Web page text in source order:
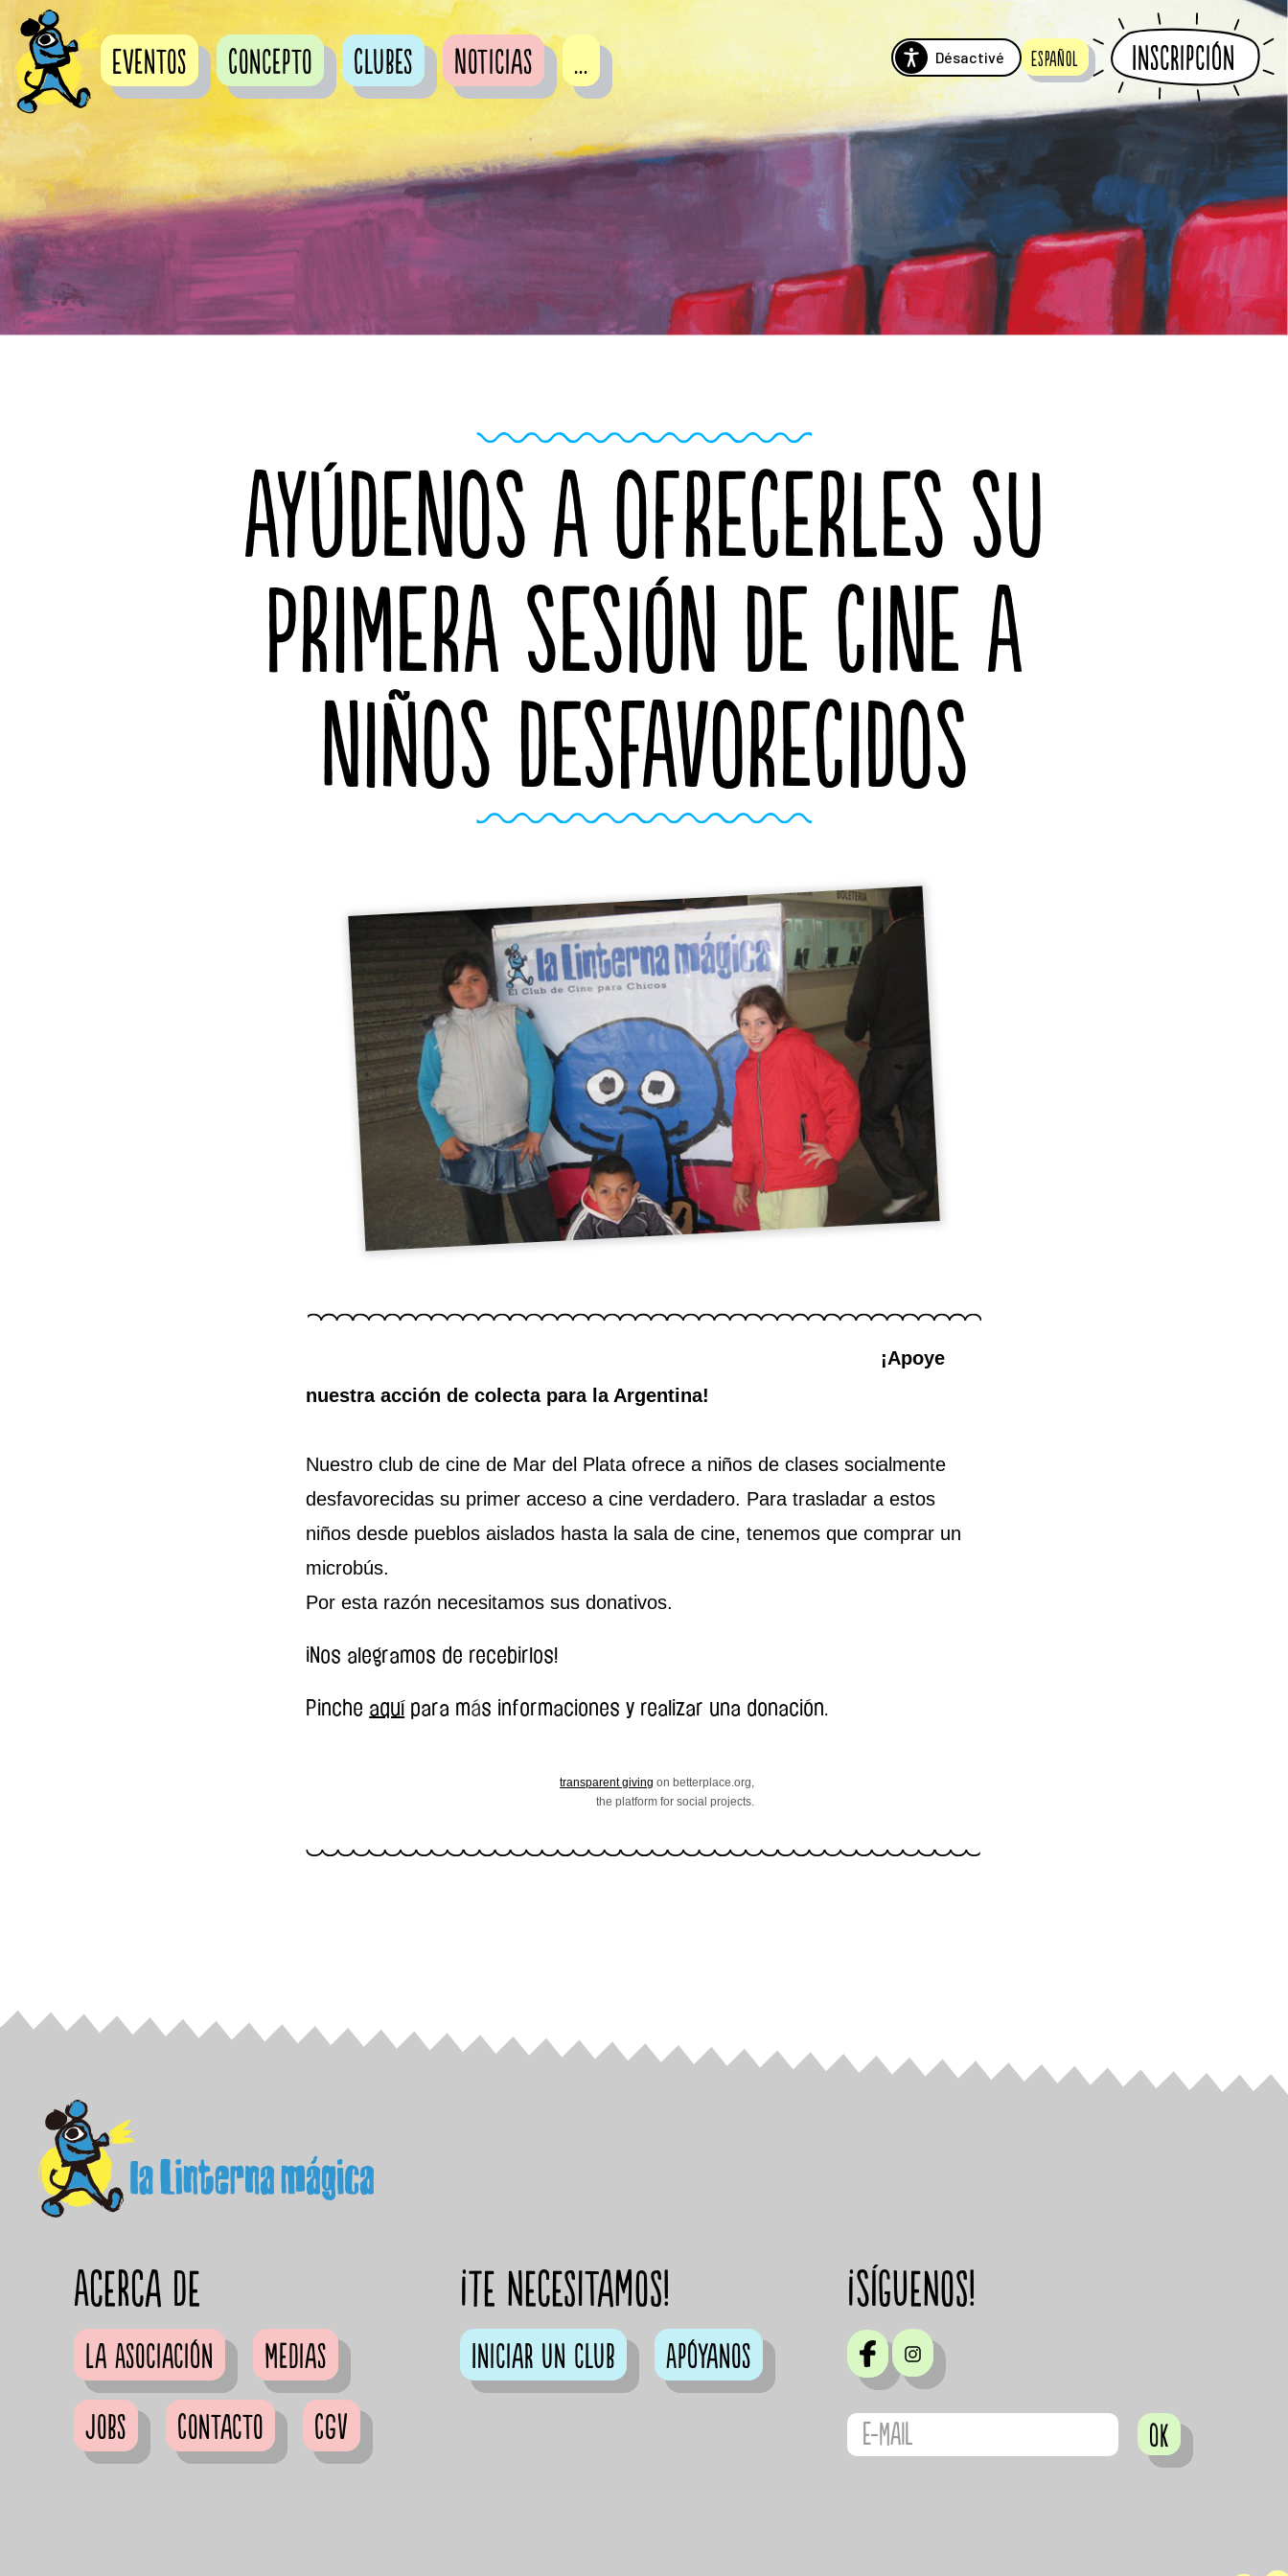
Désactivé Español Inscripción
Eventos Concepto Clubes Noticias ...
AYÚDENOS A OFRECERLES SU
PRIMERA SESIÓN DE CINE A
NIÑOS DESFAVORECIDOS
¡Apoye
nuestra acción de colecta para la Argentina!
Nuestro club de cine de Mar del Plata ofrece a niños de clases socialmente
desfavorecidas su primer acceso a cine verdadero. Para trasladar a estos
niños desde pueblos aislados hasta la sala de cine, tenemos que comprar un
microbús.
Por esta razón necesitamos sus donativos.
¡Nos alegramos de recebirlos!
Pinche aquípara más informaciones y realizar una donación.
transparent giving on betterplace.org,
the platform for social projects.
Acerca de
La Asociación
Medias
Jobs
Contacto CGV
¡Te necesitamos!
Iniciar un club Apóyanos
¡Síguenos!
OK